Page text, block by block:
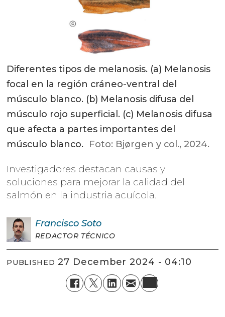
Diferentes tipos de melanosis. (a) Melanosis
focal en la región cráneo-ventral del
músculo blanco. (b) Melanosis difusa del
músculo rojo superficial. (c) Melanosis difusa
que afecta a partes importantes del
músculo blanco. Foto: Bjørgen y col., 2024.
Investigadores destacan causas y
soluciones para mejorar la calidad del
salmón en la industria acuícola.
Francisco Soto
REDACTOR TÉCNICO
PUBLISHED 27 December 2024 - 04:10